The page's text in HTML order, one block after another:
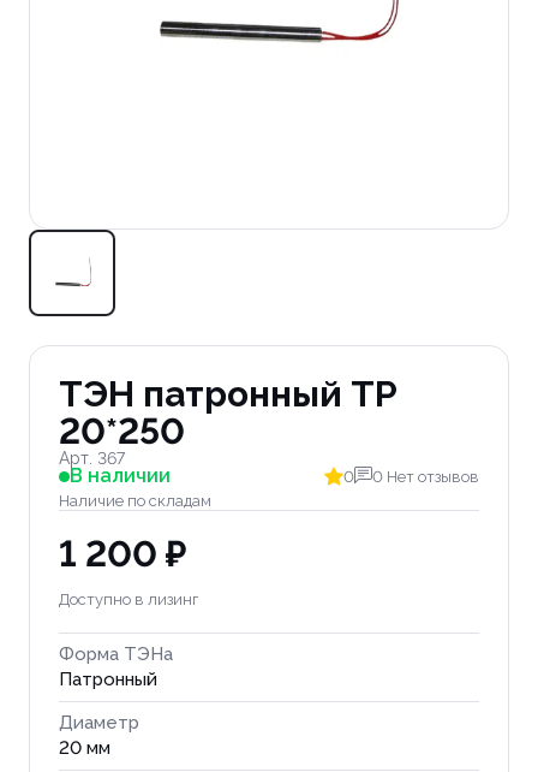
ТЭН патронный TP
20*250
Арт. 367
В наличии
Наличие по складам
0 0 Нет отзывов
1 200 ₽
Доступно в лизинг
Форма ТЭНа
Патронный
Диаметр
20 мм